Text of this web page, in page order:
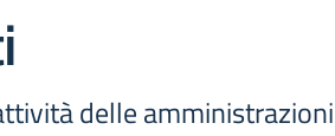
delle amministrazioni